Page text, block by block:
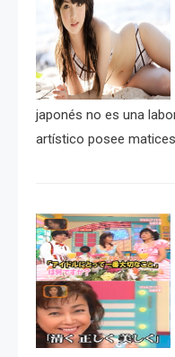
japonés no es una
artístico posee